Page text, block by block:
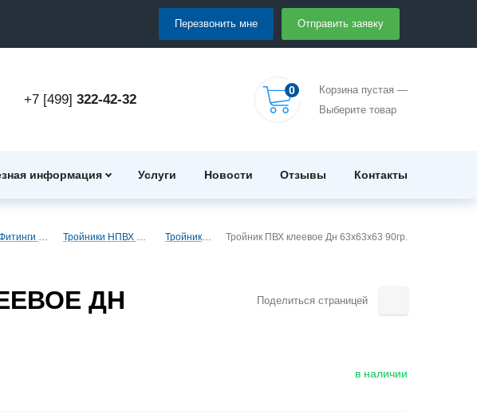
Перезвонить мне Отправить заявку
+7 [499] 322-42-32
0
Корзина пустая —
Выберите товар
информация Услуги Новости Отзывы Контакты
Фитинги ПВХ (клеевые) Тройники НПВХ под клеевое соединение Тройники 90 гр. НПВХ Тройник ПВХ клеевое Дн 63x63x63 90гр.
ДН
Поделиться страницей
в наличии